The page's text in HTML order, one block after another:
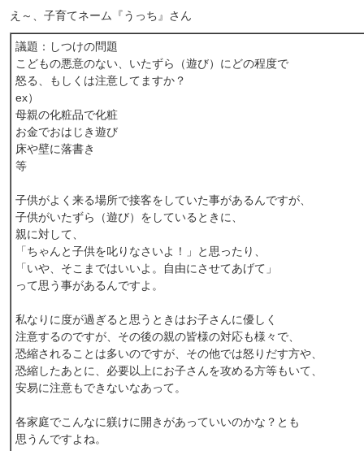
え～、子育てネーム『うっち』さん
議題：しつけの問題
こどもの悪意のない、いたずら（遊び）にどの程度で
怒る、もしくは注意してますか？
ex）
母親の化粧品で化粧
お金でおはじき遊び
床や壁に落書き
等
子供がよく来る場所で接客をしていた事があるんですが、
子供がいたずら（遊び）をしているときに、
親に対して、
「ちゃんと子供を叱りなさいよ！」と思ったり、
「いや、そこまではいいよ。自由にさせてあげて」
って思う事があるんですよ。
私なりに度が過ぎると思うときはお子さんに優しく
注意するのですが、その後の親の皆様の対応も様々で、
恐縮されることは多いのですが、その他では怒りだす方や、
恐縮したあとに、必要以上にお子さんを攻める方等もいて、
安易に注意もできないなあって。
各家庭でこんなに躾けに開きがあっていいのかな？とも
思うんですよね。